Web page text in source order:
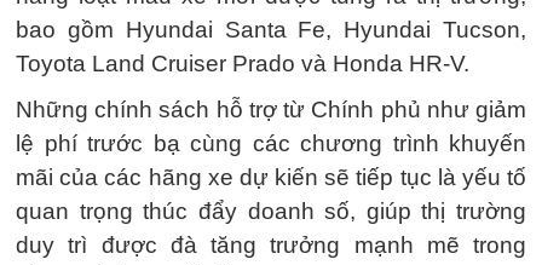
bao gồm Hyundai Santa Fe, Hyundai Tucson,
Toyota Land Cruiser Prado và Honda HR-V.
Những chính sách hỗ trợ từ Chính phủ như giảm
lệ phí trước bạ cùng các chương trình khuyến
mãi của các hãng xe dự kiến sẽ tiếp tục là yếu tố
quan trọng thúc đẩy doanh số, giúp thị trường
duy trì được đà tăng trưởng mạnh mẽ trong